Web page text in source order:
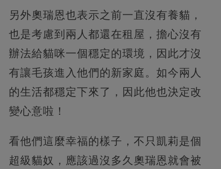
另外奧瑞恩也表示之前一直沒有養貓，
也是考慮到兩人都還在租屋，擔心沒有
辦法給貓咪一個穩定的環境，因此才沒
有讓毛孩進入他們的新家庭。如今兩人
的生活都穩定下來了，因此他也決定改
變心意啦！
看他們這麼幸福的樣子，不只凱莉是個
超級貓奴，應該過沒多久奧瑞恩就會被